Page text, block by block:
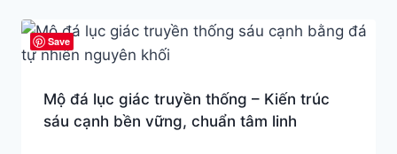
Save
Mộ đá lục giác truyền thống – Kiến trúc
sáu cạnh bền vững, chuẩn tâm linh